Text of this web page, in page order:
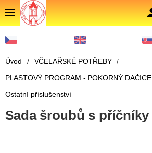
Úvod / VČELAŘSKÉ POTŘEBY
/
PLASTOVÝ PROGRAM - POKORNÝ DAČICE
Ostatní příslušenství
Sada šroubů s příčníky